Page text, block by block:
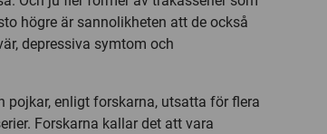
högre är sannolikheten att de också
depressiva symtom och
pojkar, enligt forskarna, utsatta för flera
Forskarna kallar det att vara